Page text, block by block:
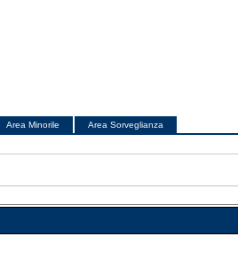
Area Minorile Area Sorveglianza